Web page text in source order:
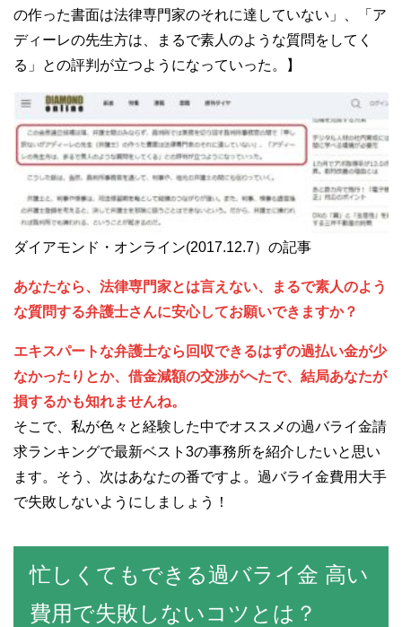
の作った書面は法律専門家のそれに達していない」、「ア
ディーレの先生方は、まるで素人のような質問をしてく
る」との評判が立つようになっていった。】
ダイアモンド・オンライン(2017.12.7）の記事
あなたなら、法律専門家とは言えない、まるで素人のよう
な質問する弁護士さんに安心してお願いできますか？
エキスパートな弁護士なら回収できるはずの過払い金が少
なかったりとか、借金減額の交渉がへたで、結局あなたが
損するかも知れませんね。
そこで、私が色々と経験した中でオススメの過バライ金請
求ランキングで最新ベスト3の事務所を紹介したいと思い
ます。そう、次はあなたの番ですよ。過バライ金費用大手
で失敗しないようにしましょう！
忙しくてもできる過バライ金 高い
費用で失敗しないコツとは？